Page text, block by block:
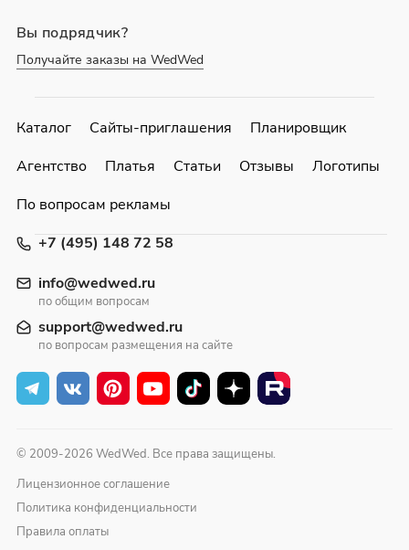
Вы подрядчик?
Получайте заказы на WedWed
+7 (495) 148 72 58
info@wedwed.ru
по общим вопросам
support@wedwed.ru
по вопросам размещения на сайте
Каталог Сайты-приглашения
Планировщик
Агентство
Платья Статьи Отзывы
Логотипы
По вопросам рекламы
© 2009-2026 WedWed. Все права защищены.
Лицензионное соглашение
Политика конфиденциальности
Правила оплаты